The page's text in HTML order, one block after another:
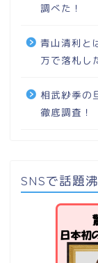
調べた！
青山清利と
万で落札し
相武紗季の
徹底調査！
SNSで話題